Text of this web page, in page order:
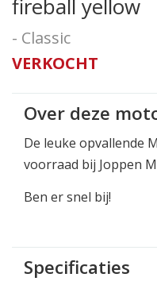
fireball yellow
- Classic
VERKOCHT
Over deze
De leuke opvallende
voorraad bij Joppen
Ben er snel bij!
Specificaties